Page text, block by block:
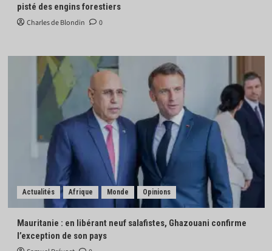
pisté des engins forestiers
Charles de Blondin 0
Actualités Afrique Monde Opinions
Mauritanie : en libérant neuf salafistes, Ghazouani confirme
l’exception de son pays